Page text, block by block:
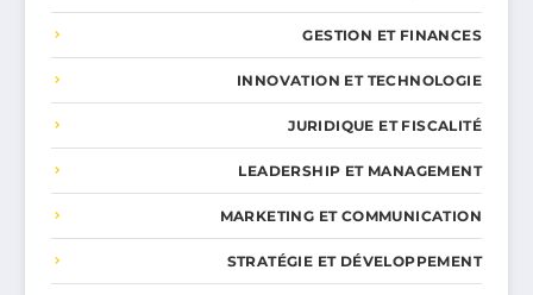
GESTION ET FINANCES
INNOVATION ET TECHNOLOGIE
JURIDIQUE ET FISCALITÉ
LEADERSHIP ET MANAGEMENT
MARKETING ET COMMUNICATION
STRATÉGIE ET DÉVELOPPEMENT